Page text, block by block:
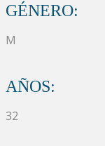
GÉNERO:
M
AÑOS:
32